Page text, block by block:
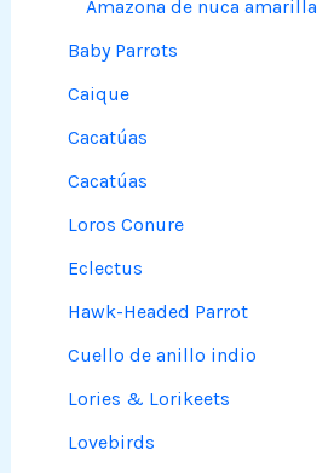
Amazona de nuca amarilla
Baby Parrots
Caique
Cacatúas
Cacatúas
Loros Conure
Eclectus
Hawk-Headed Parrot
Cuello de anillo indio
Lories & Lorikeets
Lovebirds